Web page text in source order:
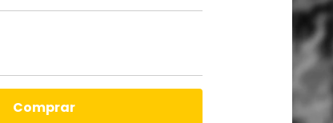
comprar